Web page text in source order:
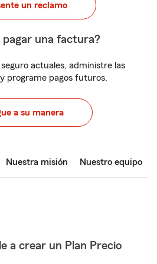
un reclamo
pagar una factura?
actuales, administre las
programe pagos futuros.
a su manera
Nuestra misión Nuestro equipo
a crear un Plan Precio